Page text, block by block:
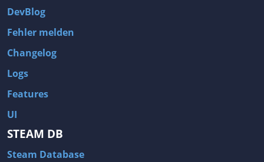
DevBlog
Fehler melden
Changelog
Logs
Features
UI
STEAM DB
Steam Database